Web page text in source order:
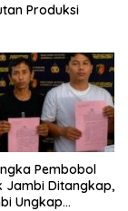
Produksi
Pembobol
Jambi Ditangkap,
Ungkap